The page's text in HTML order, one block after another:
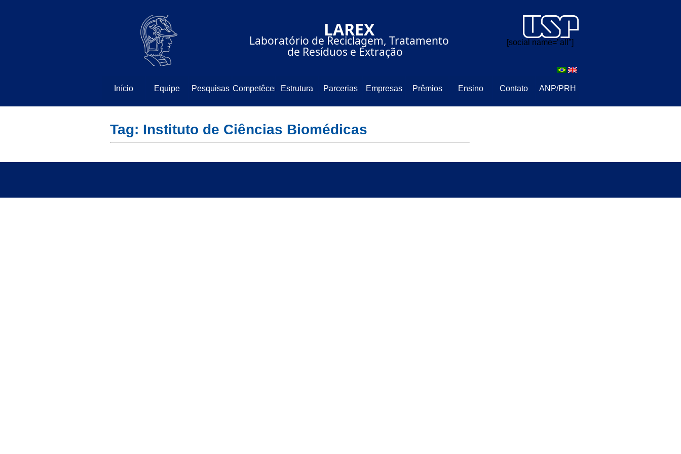
⠀⠀⠀⠀⠀⠀⠀⠀⠀LAREX⠀⠀⠀⠀⠀⠀⠀⠀
⠀⠀⠀⠀Laboratório de Reciclagem, Tratamento
⠀⠀⠀⠀⠀⠀⠀⠀⠀de Resíduos e Extração⠀⠀⠀⠀⠀⠀
[social name="all"]
Início Equipe Pesquisas CompetêcenciaEstrutura Parcerias Empresas Prêmios Ensino Contato ANP/PRH
Tag: Instituto de Ciências Biomédicas